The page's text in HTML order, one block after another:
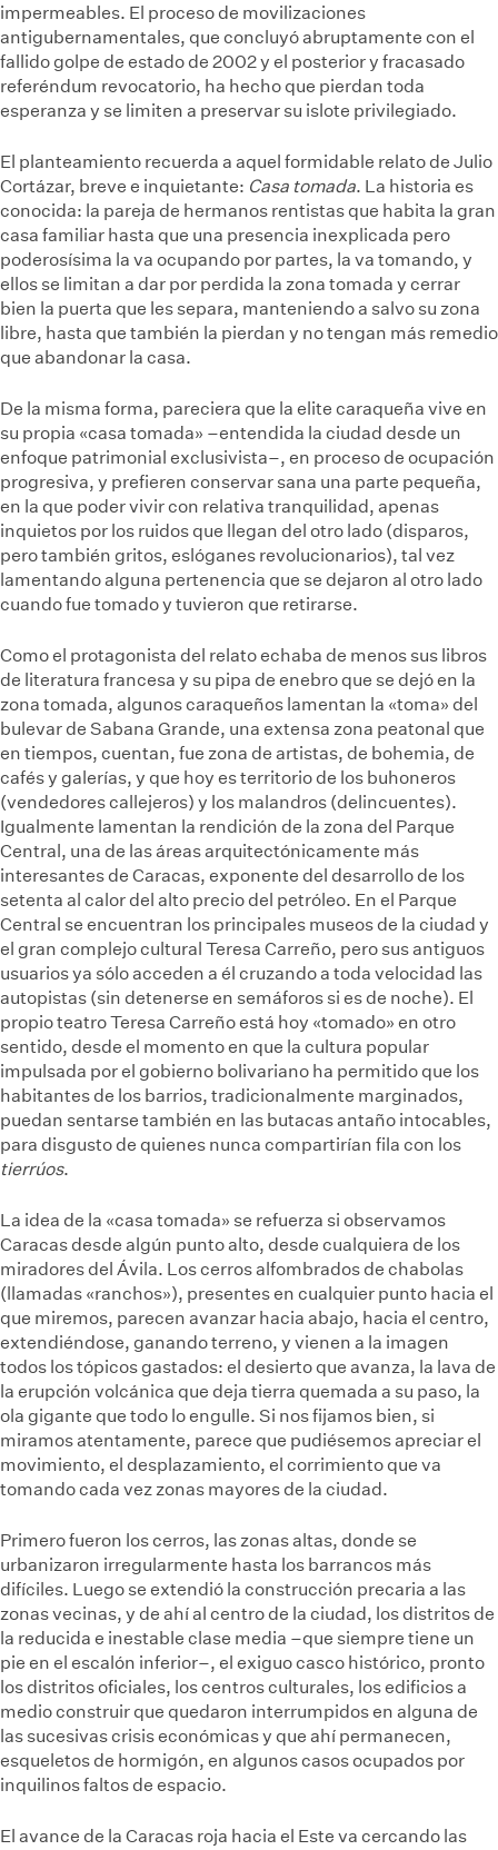
impermeables. El proceso de movilizaciones
antigubernamentales, que concluyó abruptamente con el
fallido golpe de estado de 2002 y el posterior y fracasado
referéndum revocatorio, ha hecho que pierdan toda
esperanza y se limiten a preservar su islote privilegiado.
El planteamiento recuerda a aquel formidable relato de Julio
Cortázar, breve e inquietante: Casa tomada. La historia es
conocida: la pareja de hermanos rentistas que habita la gran
casa familiar hasta que una presencia inexplicada pero
poderosísima la va ocupando por partes, la va tomando, y
ellos se limitan a dar por perdida la zona tomada y cerrar
bien la puerta que les separa, manteniendo a salvo su zona
libre, hasta que también la pierdan y no tengan más remedio
que abandonar la casa.
De la misma forma, pareciera que la elite caraqueña vive en
su propia «casa tomada» –entendida la ciudad desde un
enfoque patrimonial exclusivista–, en proceso de ocupación
progresiva, y prefieren conservar sana una parte pequeña,
en la que poder vivir con relativa tranquilidad, apenas
inquietos por los ruidos que llegan del otro lado (disparos,
pero también gritos, eslóganes revolucionarios), tal vez
lamentando alguna pertenencia que se dejaron al otro lado
cuando fue tomado y tuvieron que retirarse.
Como el protagonista del relato echaba de menos sus libros
de literatura francesa y su pipa de enebro que se dejó en la
zona tomada, algunos caraqueños lamentan la «toma» del
bulevar de Sabana Grande, una extensa zona peatonal que
en tiempos, cuentan, fue zona de artistas, de bohemia, de
cafés y galerías, y que hoy es territorio de los buhoneros
(vendedores callejeros) y los malandros (delincuentes).
Igualmente lamentan la rendición de la zona del Parque
Central, una de las áreas arquitectónicamente más
interesantes de Caracas, exponente del desarrollo de los
setenta al calor del alto precio del petróleo. En el Parque
Central se encuentran los principales museos de la ciudad y
el gran complejo cultural Teresa Carreño, pero sus antiguos
usuarios ya sólo acceden a él cruzando a toda velocidad las
autopistas (sin detenerse en semáforos si es de noche). El
propio teatro Teresa Carreño está hoy «tomado» en otro
sentido, desde el momento en que la cultura popular
impulsada por el gobierno bolivariano ha permitido que los
habitantes de los barrios, tradicionalmente marginados,
puedan sentarse también en las butacas antaño intocables,
para disgusto de quienes nunca compartirían fila con los
tierrúos.
La idea de la «casa tomada» se refuerza si observamos
Caracas desde algún punto alto, desde cualquiera de los
miradores del Ávila. Los cerros alfombrados de chabolas
(llamadas «ranchos»), presentes en cualquier punto hacia el
que miremos, parecen avanzar hacia abajo, hacia el centro,
extendiéndose, ganando terreno, y vienen a la imagen
todos los tópicos gastados: el desierto que avanza, la lava de
la erupción volcánica que deja tierra quemada a su paso, la
ola gigante que todo lo engulle. Si nos fijamos bien, si
miramos atentamente, parece que pudiésemos apreciar el
movimiento, el desplazamiento, el corrimiento que va
tomando cada vez zonas mayores de la ciudad.
Primero fueron los cerros, las zonas altas, donde se
urbanizaron irregularmente hasta los barrancos más
difíciles. Luego se extendió la construcción precaria a las
zonas vecinas, y de ahí al centro de la ciudad, los distritos de
la reducida e inestable clase media –que siempre tiene un
pie en el escalón inferior–, el exiguo casco histórico, pronto
los distritos oficiales, los centros culturales, los edificios a
medio construir que quedaron interrumpidos en alguna de
las sucesivas crisis económicas y que ahí permanecen,
esqueletos de hormigón, en algunos casos ocupados por
inquilinos faltos de espacio.
El avance de la Caracas roja hacia el Este va cercando las